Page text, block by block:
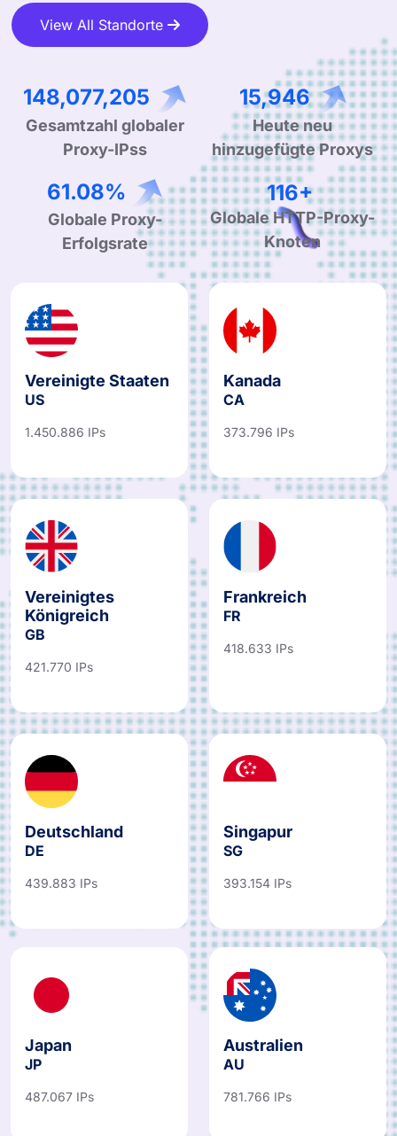
View All Standorte
237,523,472
Gesamtzahl globaler
Proxy-IPss
25,579
Heute neu
hinzugefügte Proxys
98.52%
Globale Proxy-
Erfolgsrate
186+
Globale HTTP-Proxy-
Knoten
Vereinigte Staaten
US
1.450.886 IPs
Kanada
CA
373.796 IPs
Vereinigtes
Königreich
GB
421.770 IPs
Frankreich
FR
418.633 IPs
Deutschland
DE
439.883 IPs
Singapur
SG
393.154 IPs
Japan
JP
487.067 IPs
Australien
AU
781.766 IPs